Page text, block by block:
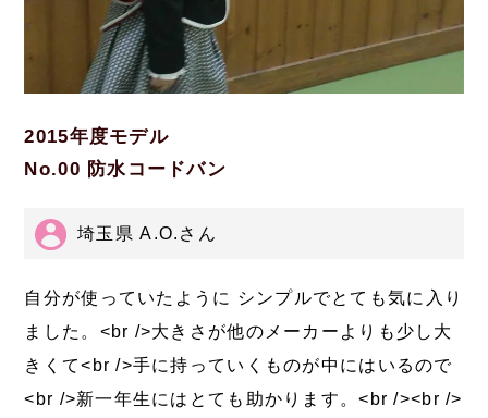
2015年度モデル
No.00 防水コードバン
埼玉県 A.O.さん
自分が使っていたように シンプルでとても気に入り
ました。<br />大きさが他のメーカーよりも少し大
きくて<br />手に持っていくものが中にはいるので
<br />新一年生にはとても助かります。<br /><br />